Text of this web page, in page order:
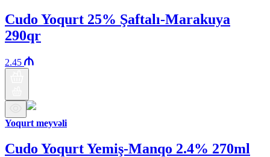
Cudo Yoqurt 25% Şaftalı-Marakuya
290qr
2.45
Yoqurt meyvəli
Cudo Yoqurt Yemiş-Manqo 2.4% 270ml